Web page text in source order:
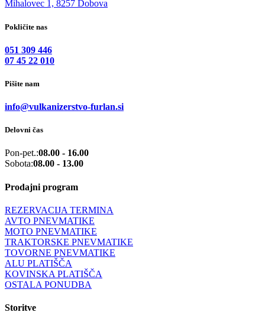
Mihalovec 1, 8257 Dobova
Pokličite nas
051 309 446
07 45 22 010
Pišite nam
info@vulkanizerstvo-furlan.si
Delovni čas
Pon-pet.:08.00 - 16.00
Sobota:08.00 - 13.00
Prodajni program
REZERVACIJA TERMINA
AVTO PNEVMATIKE
MOTO PNEVMATIKE
TRAKTORSKE PNEVMATIKE
TOVORNE PNEVMATIKE
ALU PLATIŠČA
KOVINSKA PLATIŠČA
OSTALA PONUDBA
Storitve